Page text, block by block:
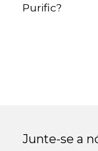
Purific?
Junte-se a